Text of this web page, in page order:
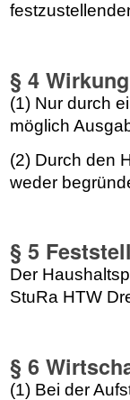
§ 4
(1) Nur durch
möglich
(2) Durch den
weder
§ 5
Der
StuRa HTW
§ 6
(1) Bei der